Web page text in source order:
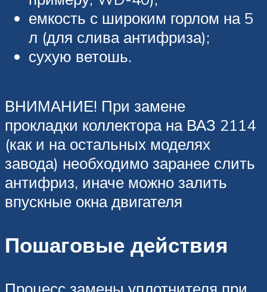
емкость с широким горлом на 5
л (для слива антифриза);
сухую ветошь.
ВНИМАНИЕ! При замене
прокладки коллектора на ВАЗ 2114
(как и на остальных моделях
завода) необходимо заранее слить
антифриз, иначе можно залить
впускные окна двигателя
Пошаговые действия